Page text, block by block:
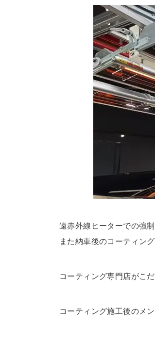
遠赤外線ヒーターでの強
また納車後のコーティン
コーティング専門店がこ
コーティング施工後のメ